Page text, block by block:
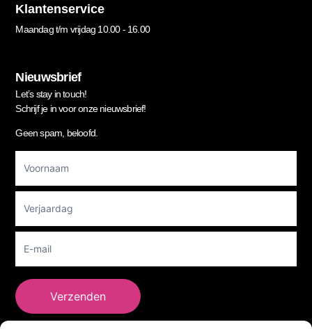
Klantenservice
Maandag t/m vrijdag 10.00 - 16.00
Nieuwsbrief
Let’s stay in touch!
Schrijf je in voor onze nieuwsbrief!
Geen spam, beloofd.
Newsletter
Verzenden